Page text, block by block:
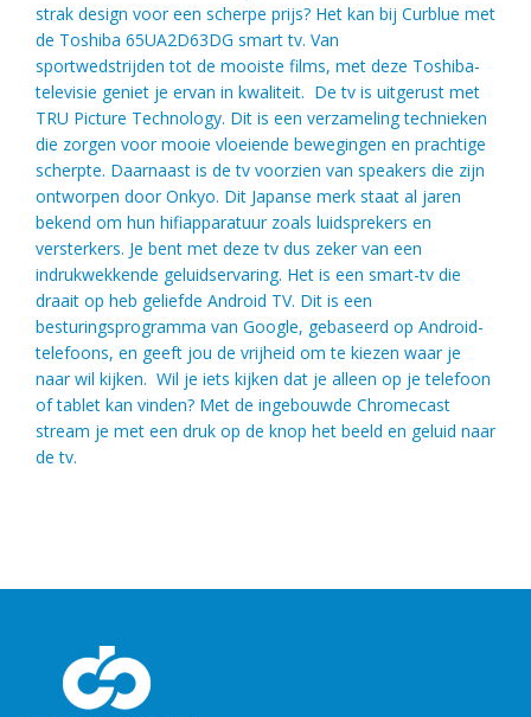
strak design voor een scherpe prijs? Het kan bij Curblue met
de Toshiba 65UA2D63DG smart tv. Van
sportwedstrijden tot de mooiste films, met deze Toshiba-
televisie geniet je ervan in kwaliteit. De tv is uitgerust met
TRU Picture Technology. Dit is een verzameling technieken
die zorgen voor mooie vloeiende bewegingen en prachtige
scherpte. Daarnaast is de tv voorzien van speakers die zijn
ontworpen door Onkyo. Dit Japanse merk staat al jaren
bekend om hun hifiapparatuur zoals luidsprekers en
versterkers. Je bent met deze tv dus zeker van een
indrukwekkende geluidservaring. Het is een smart-tv die
draait op heb geliefde Android TV. Dit is een
besturingsprogramma van Google, gebaseerd op Android-
telefoons, en geeft jou de vrijheid om te kiezen waar je
naar wil kijken. Wil je iets kijken dat je alleen op je telefoon
of tablet kan vinden? Met de ingebouwde Chromecast
stream je met een druk op de knop het beeld en geluid naar
de tv.